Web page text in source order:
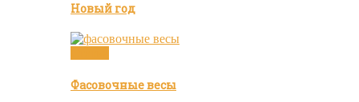
Новый год
Фасовочные весы